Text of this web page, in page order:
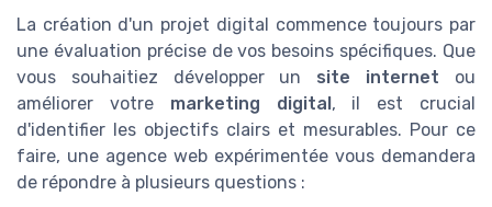
La création d'un projet digital commence toujours par
une évaluation précise de vos besoins spécifiques. Que
vous souhaitiez développer un site internet ou
améliorer votre marketing digital, il est crucial
d'identifier les objectifs clairs et mesurables. Pour ce
faire, une agence web expérimentée vous demandera
de répondre à plusieurs questions :